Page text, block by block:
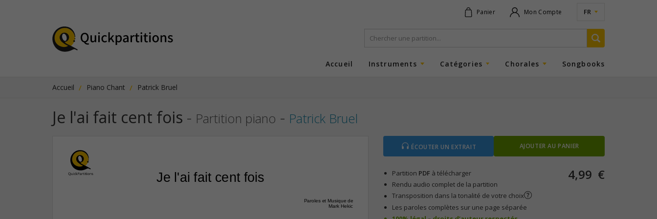
Panier Mon Compte FR
Accueil Instruments Catégories Chorales Songbooks
Accueil Piano Chant Patrick Bruel
Je l'ai fait cent fois - Partition piano - Patrick Bruel
Je l'ai fait cent fois
Paroles et Musique de
Mark Hekic
ÉCOUTER UN EXTRAIT AJOUTER AU PANIER
Partition PDF à télécharger
Rendu audio complet de la partition
Transposition dans la tonalité de votre choix
Les paroles complètes sur une page séparée
4,99 €